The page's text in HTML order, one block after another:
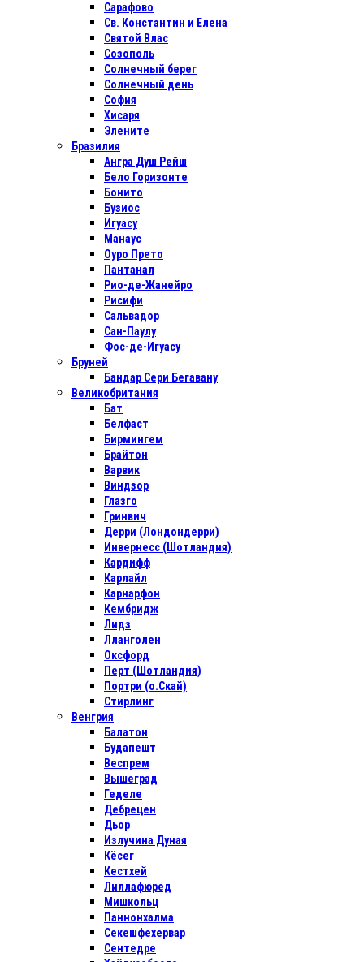
Сарафово
Св. Константин и Елена
Святой Влас
Созополь
Солнечный берег
Солнечный день
София
Хисаря
Элените
Бразилия
Ангра Душ Рейш
Бело Горизонте
Бонито
Бузиос
Игуасу
Манаус
Оуро Прето
Пантанал
Рио-де-Жанейро
Рисифи
Сальвадор
Сан-Паулу
Фос-де-Игуасу
Бруней
Бандар Сери Бегавану
Великобритания
Бат
Белфаст
Бирмингем
Брайтон
Варвик
Виндзор
Глазго
Гринвич
Дерри (Лондондерри)
Инвернесс (Шотландия)
Кардифф
Карлайл
Карнарфон
Кембридж
Лидз
Лланголен
Оксфорд
Перт (Шотландия)
Портри (о.Скай)
Стирлинг
Венгрия
Балатон
Будапешт
Веспрем
Вышеград
Геделе
Дебрецен
Дьор
Излучина Дуная
Кёсег
Кестхей
Лиллафюред
Мишкольц
Паннонхалма
Секешфехервар
Сентедре